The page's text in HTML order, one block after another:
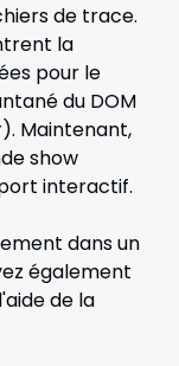
de trace.
la
pour le
du DOM
Maintenant,
show
interactif.
dans un
également
de la